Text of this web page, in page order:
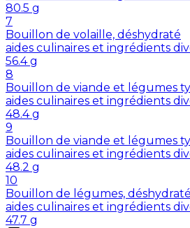
80.5 g
7
Bouillon de volaille, déshydraté
aides culinaires et ingrédients
56.4 g
8
Bouillon de viande et légumes
aides culinaires et ingrédients
48.4 g
9
Bouillon de viande et légumes
aides culinaires et ingrédients
48.2 g
10
Bouillon de légumes, déshydraté
aides culinaires et ingrédients
47.7 g